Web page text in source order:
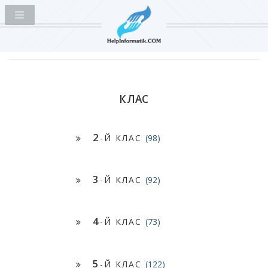
КЛАС
2 -Й КЛАС (98)
3 -Й КЛАС (92)
4-Й КЛАС (73)
5 -Й КЛАС (122)